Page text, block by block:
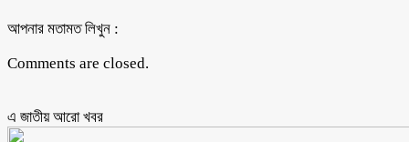
আপনার মতামত লিখুন :
Comments are closed.
এ জাতীয় আরো ‍খবর